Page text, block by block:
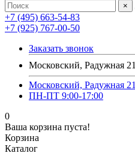
×
+7 (495) 663-54-83
+7 (925) 767-00-50
Заказать звонок
Московский, Радужная 21
Московский, Радужная 21
ПН-ПТ 9:00-17:00
0
Ваша корзина пуста!
Корзина
Каталог